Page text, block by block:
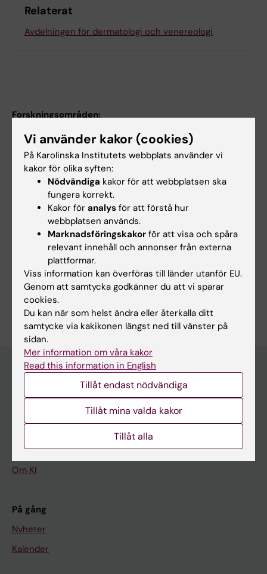
Relaterat
Avdelningen för dermatologi och venereologi
Forskningsområden:
Cell- och molekylärbiologi
Dermatologi och venereologi
Infektionsmedicin
Innehållsgranskare:
Jakob Wikström
Sidan uppdaterad:2026-08-02
Forskning
Om KI
På gång
Nyheter
Kalender
Vi använder kakor (cookies)
På Karolinska Institutets webbplats använder vi
kakor för olika syften:
Nödvändiga kakor för att webbplatsen ska
fungera korrekt.
Kakor för analys för att förstå hur
webbplatsen används.
Marknadsföringskakor för att visa och spåra
relevant innehåll och annonser från externa
plattformar.
Viss information kan överföras till länder utanför EU.
Genom att samtycka godkänner du att vi sparar
cookies.
Du kan när som helst ändra eller återkalla ditt
samtycke via kakikonen längst ned till vänster på
sidan.
Mer information om våra kakor
Read this information in English
Tillåt endast nödvändiga
Tillåt mina valda kakor
Tillåt alla